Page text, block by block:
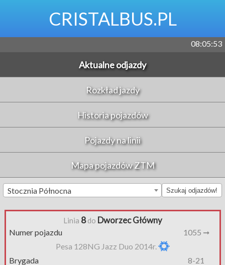
CRISTALBUS.PL
08:05:53
Aktualne odjazdy
Rozkład jazdy
Historia pojazdów
Pojazdy na linii
Mapa pojazdów ZTM
Stocznia Północna Szukaj odjazdów!
Linia 8do Dworzec Główny
Numer pojazdu
1055 ➞
Pesa 128NG Jazz Duo 2014r.
Brygada
8-21